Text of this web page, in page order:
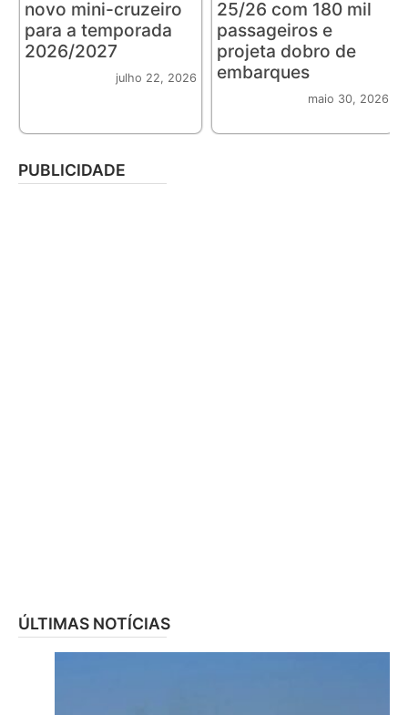
novo mini-cruzeiro
para a temporada
2026/2027
julho 22, 2026
25/26 com 180 mil
passageiros e
projeta dobro de
embarques
maio 30, 2026
PUBLICIDADE
ÚLTIMAS NOTÍCIAS